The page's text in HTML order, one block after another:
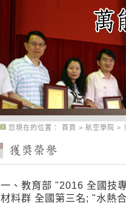
您現在的位置： 首頁 > 航空學院 >
一、教育部 "2016 全國技
材料群 全國第三名; "水熱